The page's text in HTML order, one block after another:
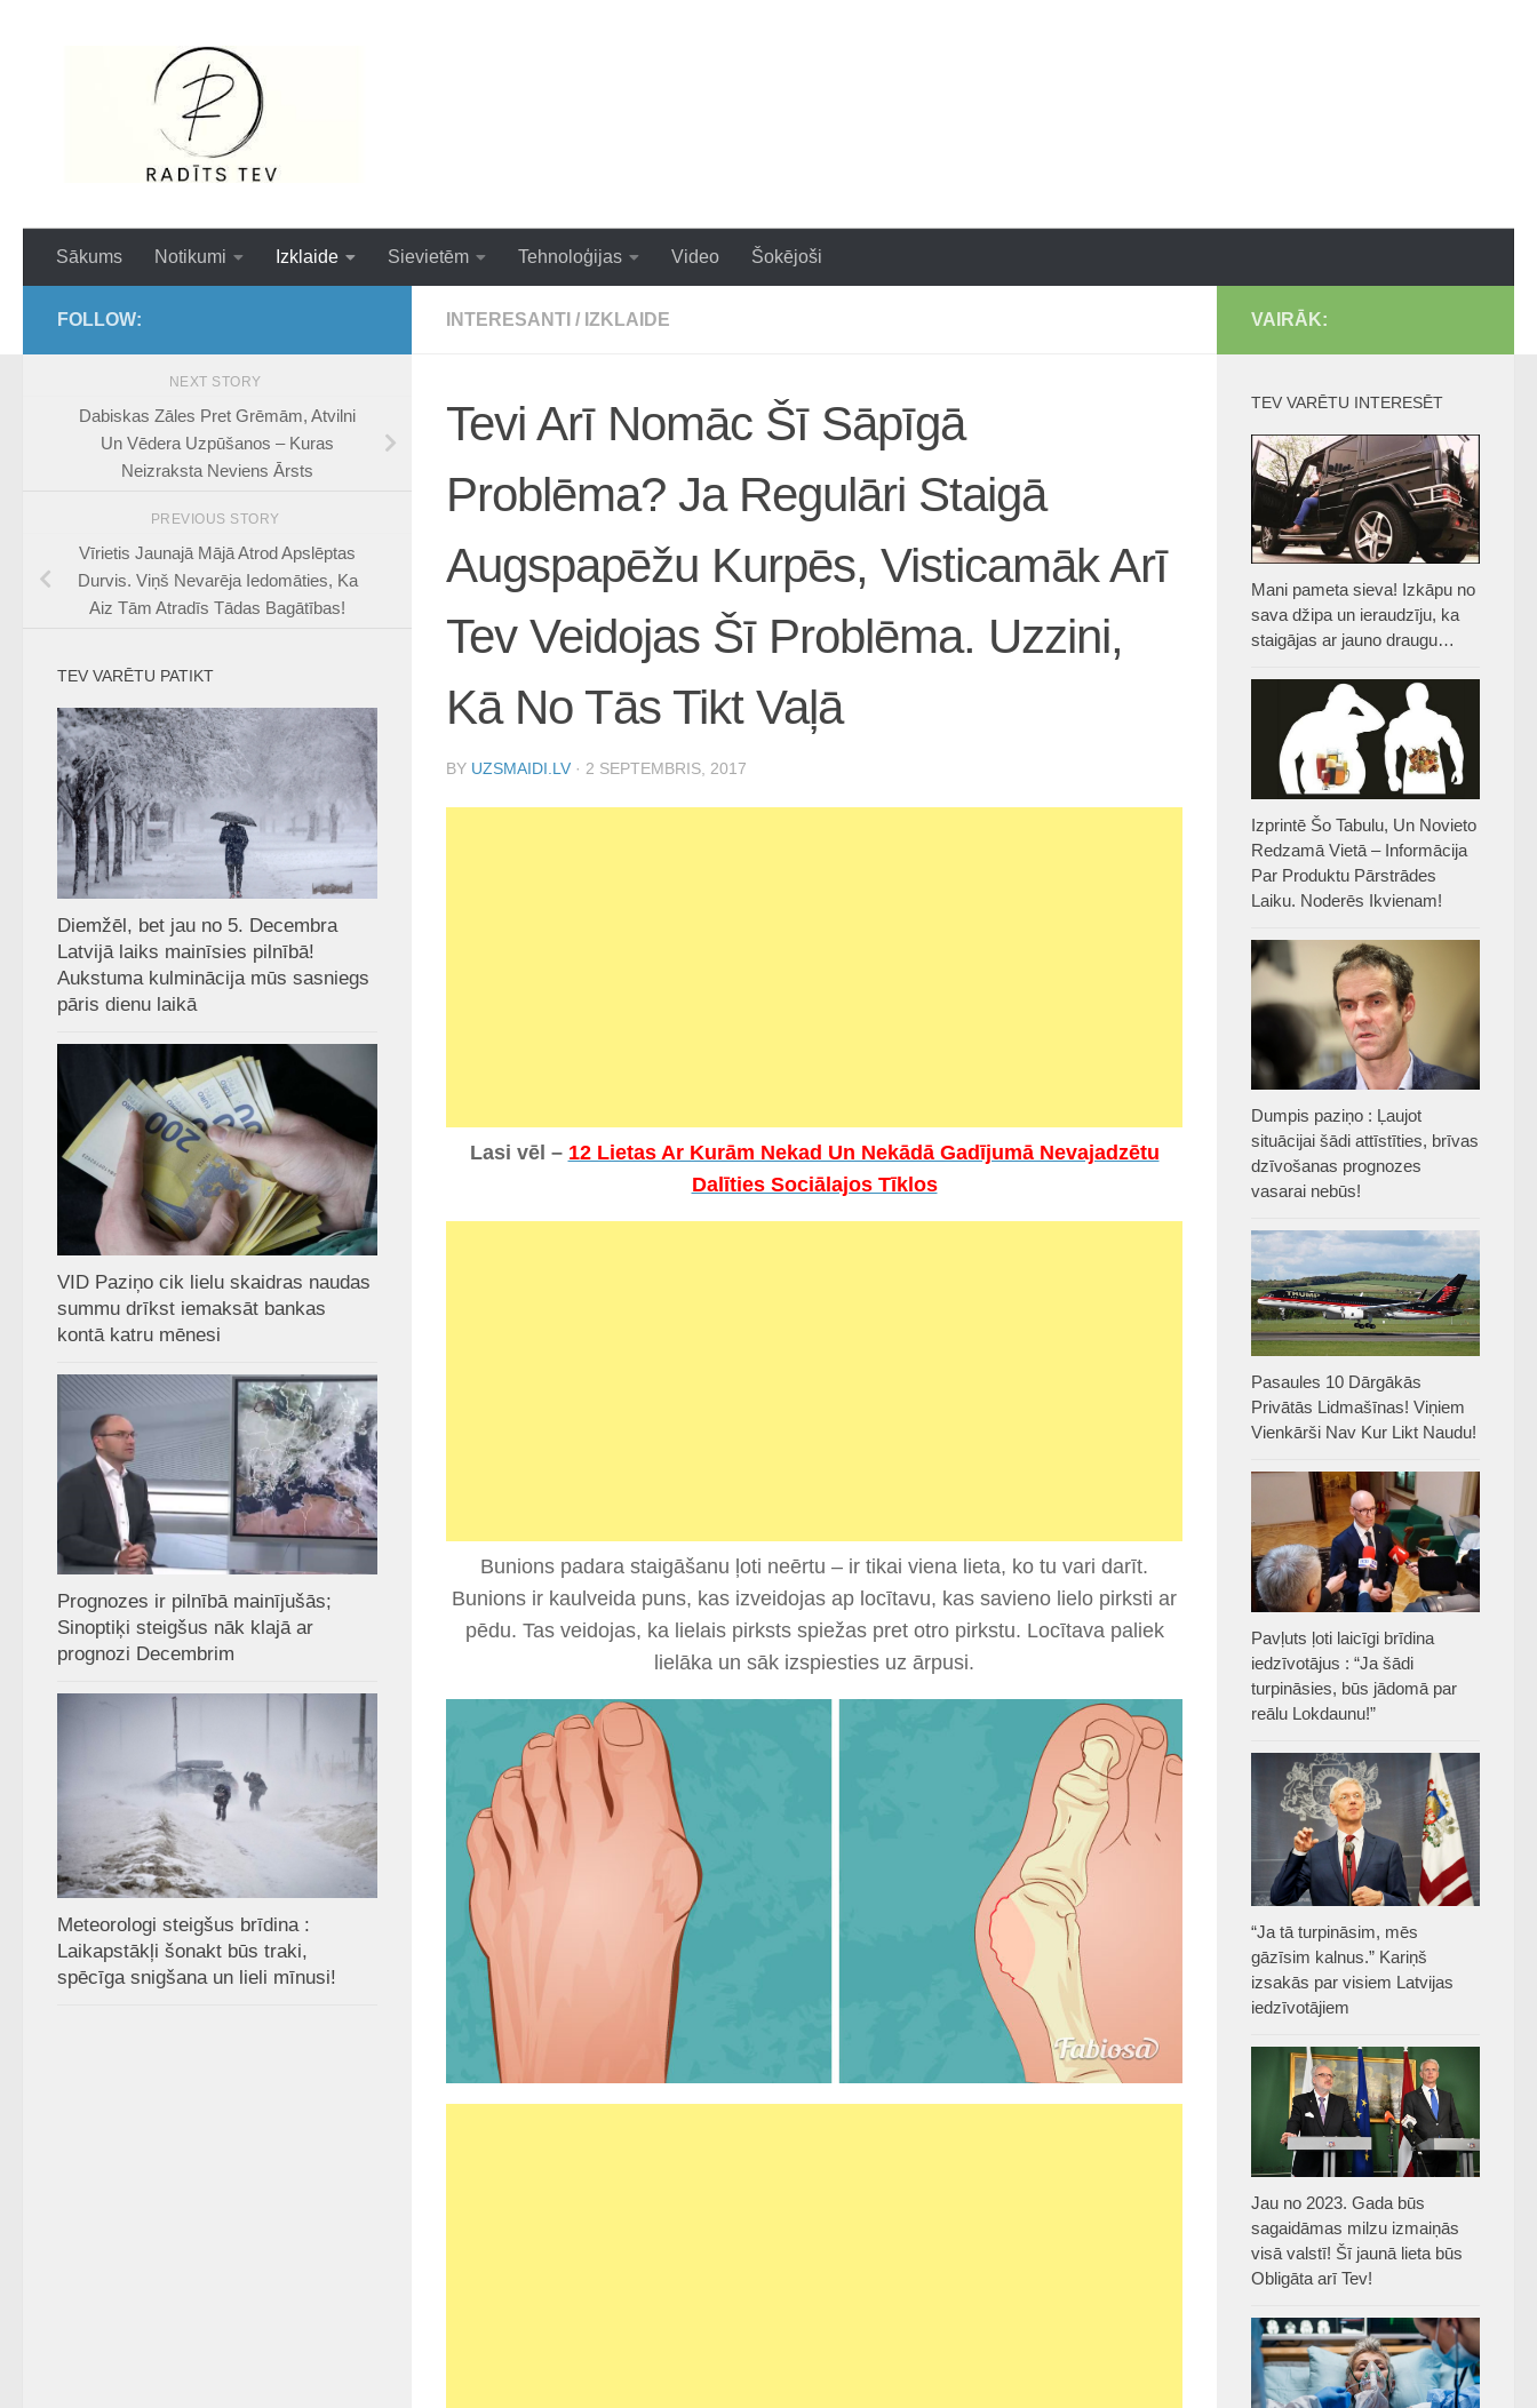
Sākums Notikumi Izklaide Sievietēm Tehnoloģijas Video Šokējoši
INTERESANTI / IZKLAIDE
Tevi Arī Nomāc Šī Sāpīgā
Problēma? Ja Regulāri Staigā
Augspapēžu Kurpēs, Visticamāk Arī
Tev Veidojas Šī Problēma. Uzzini,
Kā No Tās Tikt Vaļā
BY UZSMAIDI.LV · 2 SEPTEMBRIS, 2017
Lasi vēl – 12 Lietas Ar Kurām Nekad Un Nekādā Gadījumā Nevajadzētu
Dalīties Sociālajos Tīklos
Bunions padara staigāšanu ļoti neērtu – ir tikai viena lieta, ko tu vari darīt.
Bunions ir kaulveida puns, kas izveidojas ap locītavu, kas savieno lielo pirksti ar
pēdu. Tas veidojas, ka lielais pirksts spiežas pret otro pirkstu. Locītava paliek
lielāka un sāk izspiesties uz ārpusi.
FOLLOW:
NEXT STORY
Dabiskas Zāles Pret Grēmām, Atvilni
Un Vēdera Uzpūšanos – Kuras
Neizraksta Neviens Ārsts
PREVIOUS STORY
Vīrietis Jaunajā Mājā Atrod Apslēptas
Durvis. Viņš Nevarēja Iedomāties, Ka
Aiz Tām Atradīs Tādas Bagātības!
TEV VARĒTU PATIKT
Diemžēl, bet jau no 5. Decembra
Latvijā laiks mainīsies pilnībā!
Aukstuma kulminācija mūs sasniegs
pāris dienu laikā
VID Paziņo cik lielu skaidras naudas
summu drīkst iemaksāt bankas
kontā katru mēnesi
Prognozes ir pilnībā mainījušās;
Sinoptiķi steigšus nāk klajā ar
prognozi Decembrim
Meteorologi steigšus brīdina :
Laikapstākļi šonakt būs traki,
spēcīga snigšana un lieli mīnusi!
VAIRĀK:
TEV VARĒTU INTERESĒT
Mani pameta sieva! Izkāpu no
sava džipa un ieraudzīju, ka
staigājas ar jauno draugu…
Izprintē Šo Tabulu, Un Novieto
Redzamā Vietā – Informācija
Par Produktu Pārstrādes
Laiku. Noderēs Ikvienam!
Dumpis paziņo : Ļaujot
situācijai šādi attīstīties, brīvas
dzīvošanas prognozes
vasarai nebūs!
Pasaules 10 Dārgākās
Privātās Lidmašīnas! Viņiem
Vienkārši Nav Kur Likt Naudu!
Pavļuts ļoti laicīgi brīdina
iedzīvotājus : “Ja šādi
turpināsies, būs jādomā par
reālu Lokdaunu!”
“Ja tā turpināsim, mēs
gāzīsim kalnus.” Kariņš
izsakās par visiem Latvijas
iedzīvotājiem
Jau no 2023. Gada būs
sagaidāmas milzu izmaiņās
visā valstī! Šī jaunā lieta būs
Obligāta arī Tev!